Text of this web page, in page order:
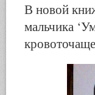
В новой
мальчика